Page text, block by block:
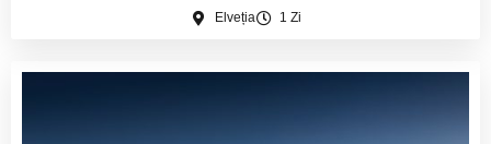
Elveția 1 Zi